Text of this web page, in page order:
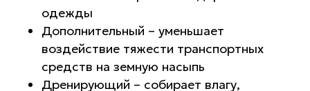
одежды
Дополнительный – уменьшает
воздействие тяжести транспортных
средств на земную насыпь
Дренирующий – собирает влагу,